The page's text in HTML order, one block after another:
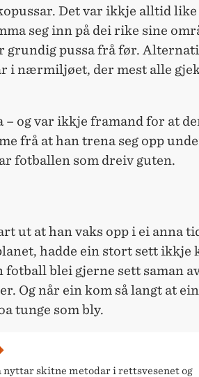
Det var ikkje alltid like
seg inn på dei rike sine
grundig pussa frå før.
i nærmiljøet, der mest alle
– og var ikkje framand for at
frå at han trena seg opp
fotballen som dreiv guten.
ut at han vaks opp i ei anna
hadde ein stort sett ikkje
fotball blei gjerne sett saman
Og når ein kom så langt at
tunge som bly.
skitne metodar i rettsvesenet og